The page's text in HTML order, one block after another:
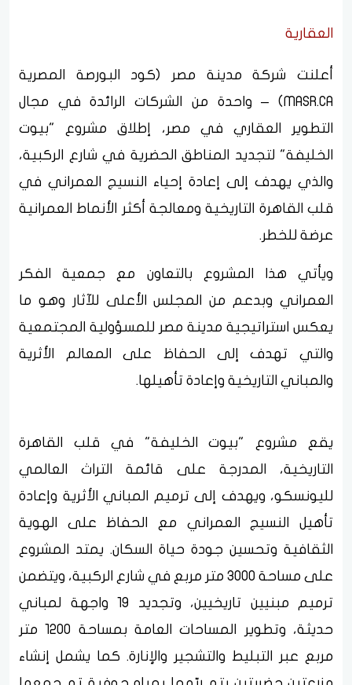
العقارية
أعلنت شركة مدينة مصر (كود البورصة المصرية
MASR.CA) – واحدة من الشركات الرائدة في مجال
التطوير العقاري في مصر، إطلاق مشروع "بيوت
الخليفة" لتجديد المناطق الحضرية في شارع الركبية،
والذي يهدف إلى إعادة إحياء النسيج العمراني في
قلب القاهرة التاريخية ومعالجة أكثر الأنماط العمرانية
عرضة للخطر.
ويأتي هذا المشروع بالتعاون مع جمعية الفكر
العمراني وبدعم من المجلس الأعلى للآثار وهو ما
يعكس استراتيجية مدينة مصر للمسؤولية المجتمعية
والتي تهدف إلى الحفاظ على المعالم الأثرية
والمباني التاريخية وإعادة تأهيلها.
يقع مشروع "بيوت الخليفة" في قلب القاهرة
التاريخية، المدرجة على قائمة التراث العالمي
لليونسكو، ويهدف إلى ترميم المباني الأثرية وإعادة
تأهيل النسيج العمراني مع الحفاظ على الهوية
الثقافية وتحسين جودة حياة السكان. يمتد المشروع
على مساحة 3000 متر مربع في شارع الركبية، ويتضمن
ترميم مبنيين تاريخيين، وتجديد 19 واجهة لمباني
حديثة، وتطوير المساحات العامة بمساحة 1200 متر
مربع عبر التبليط والتشجير والإنارة. كما يشمل إنشاء